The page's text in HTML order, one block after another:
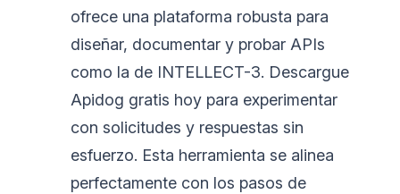
ofrece una plataforma robusta para
diseñar, documentar y probar APIs
como la de INTELLECT-3. Descargue
Apidog gratis hoy para experimentar
con solicitudes y respuestas sin
esfuerzo. Esta herramienta se alinea
perfectamente con los pasos de